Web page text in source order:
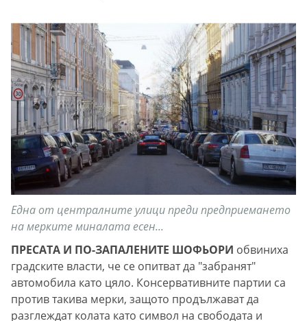
Една от централните улици преди предприемането
на мерките миналата есен...
ПРЕСАТА И ПО-ЗАПАЛЕНИТЕ ШОФЬОРИ обвиниха
градските власти, че се опитват да "забранят"
автомобила като цяло. Консервативните партии са
против такива мерки, защото продължават да
разглеждат колата като символ на свободата и